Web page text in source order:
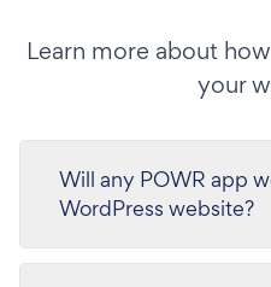
Learn more about
your
Will any POWR app
WordPress website?